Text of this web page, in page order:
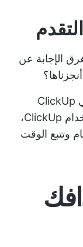
الإجابة عن
تم تصميم وحدة إدارة المهام الشاملة في ClickUp
للتغلب على هذه المشكلة. فبمجرد استخدام ClickUp،
وتتبع الوقت